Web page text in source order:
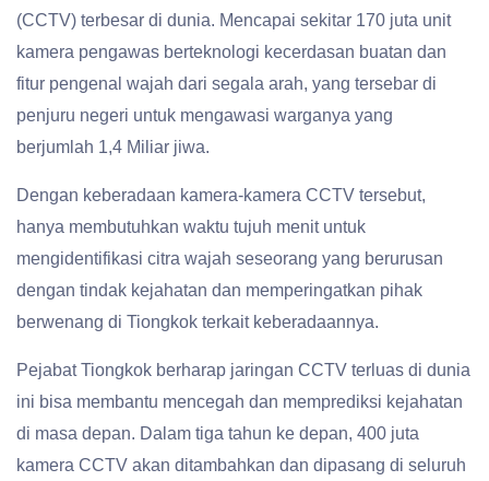
(CCTV) terbesar di dunia. Mencapai sekitar 170 juta unit
kamera pengawas berteknologi kecerdasan buatan dan
fitur pengenal wajah dari segala arah, yang tersebar di
penjuru negeri untuk mengawasi warganya yang
berjumlah 1,4 Miliar jiwa.
Dengan keberadaan kamera-kamera CCTV tersebut,
hanya membutuhkan waktu tujuh menit untuk
mengidentifikasi citra wajah seseorang yang berurusan
dengan tindak kejahatan dan memperingatkan pihak
berwenang di Tiongkok terkait keberadaannya.
Pejabat Tiongkok berharap jaringan CCTV terluas di dunia
ini bisa membantu mencegah dan memprediksi kejahatan
di masa depan. Dalam tiga tahun ke depan, 400 juta
kamera CCTV akan ditambahkan dan dipasang di seluruh